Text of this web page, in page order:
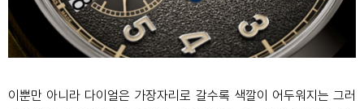
이뿐만 아니라 다이얼은 가장자리로 갈수록 색깔이 어두워지는 그러